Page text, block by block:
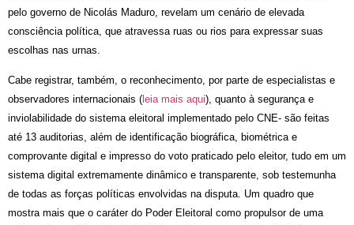
pelo governo de Nicolás Maduro, revelam um cenário de elevada
consciência política, que atravessa ruas ou rios para expressar suas
escolhas nas urnas.
Cabe registrar, também, o reconhecimento, por parte de especialistas e
observadores internacionais ( leia mais aqui), quanto à segurança e
inviolabilidade do sistema eleitoral implementado pelo CNE- são feitas
até 13 auditorias, além de identificação biográfica, biométrica e
comprovante digital e impresso do voto praticado pelo eleitor, tudo em um
sistema digital extremamente dinâmico e transparente, sob testemunha
de todas as forças políticas envolvidas na disputa. Um quadro que
mostra mais que o caráter do Poder Eleitoral como propulsor de uma